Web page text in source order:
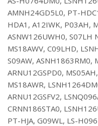
AMNH24GD5L0, PT-
HDA1, A12IWK, P03AH,
ASNW126UWH0, S07LH
MS18AWV, C09LHD,
S09AW, ASNH1863RM0,
ARNU12GSPD0,
MS18AWR,
ARNU12GSFV2,
CRNN186STA0,
PT-HJA, G09WL, LS-